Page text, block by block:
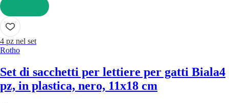
AGGIUNGI
4 pz nel set
Rotho
Set di sacchetti per lettiere per gatti Biala4
pz, in plastica, nero, 11x18 cm